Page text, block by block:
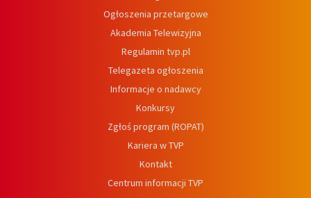
Ogłoszenia przetargowe
Akademia Telewizyjna
Regulamin tvp.pl
Telegazeta ogłoszenia
Informacje o nadawcy
Konkursy
Zgłoś program (ROPAT)
Kariera w TVP
Kontakt
Centrum informacji TVP